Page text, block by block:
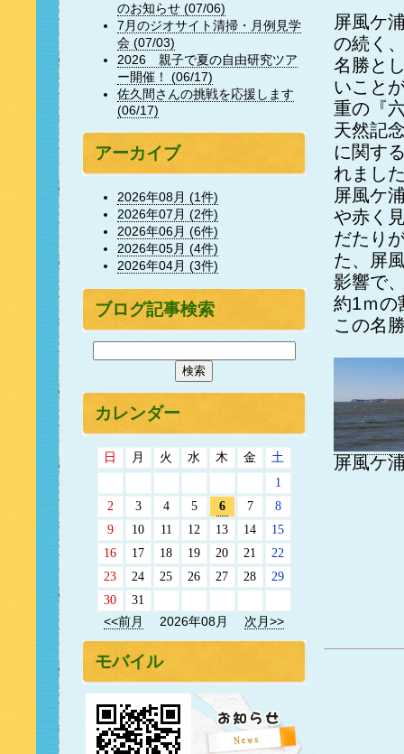
屏風ケ
の続く
名勝と
いこと
重の『
天然記
に関す
れまし
屏風ケ
や赤く
だたり
た、屏
影響で
約1ｍの
この名
屏風ケ
のお知らせ (07/06)
7月のジオサイト清掃・月例見学
会 (07/03)
2026 親子で夏の自由研究ツア
ー開催！ (06/17)
佐久間さんの挑戦を応援します
(06/17)
アーカイブ
2026年08月 (1件)
2026年07月 (2件)
2026年06月 (6件)
2026年05月 (4件)
2026年04月 (3件)
ブログ記事検索
カレンダー
日 月 火 水 木 金
土
1
2
3 4 5 6 7
8
9
10 11 12 13 14
15
16
17 18 19 20 21
22
23
24 25 26 27 28
29
30
31
<<前月
2026年08月 次月>>
モバイル